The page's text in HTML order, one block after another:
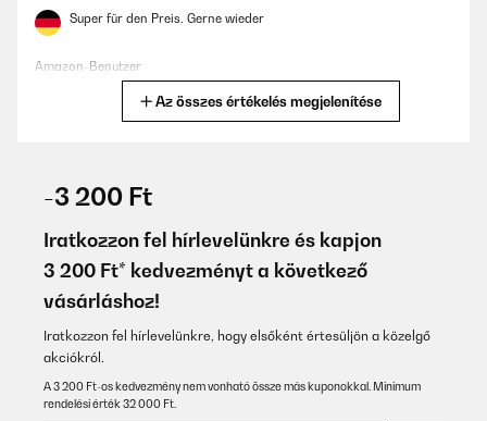
Super für den Preis. Gerne wieder
Amazon-Benutzer
Amazon-Benutzer
Fordítsd le
Ottimo prodotto, resistente e preciso. Buona qualità prezzo.
Az összes értékelés megjelenítése
-3 200 Ft
Iratkozzon fel hírlevelünkre és kapjon
3 200 Ft* kedvezményt a következő
vásárláshoz!
Iratkozzon fel hírlevelünkre, hogy elsőként értesüljön a közelgő
akciókról.
A 3 200 Ft-os kedvezmény nem vonható össze más kuponokkal. Minimum
rendelési érték 32 000 Ft.